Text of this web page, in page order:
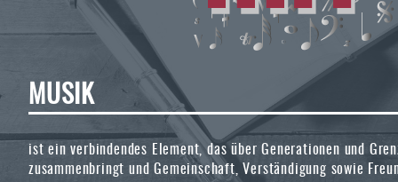
MUSIK
ist ein verbindendes Element, das über Generationen und
zusammenbringt und Gemeinschaft, Verständigung sowie